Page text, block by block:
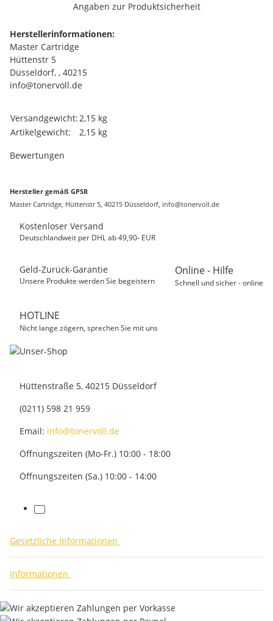
Angaben zur Produktsicherheit
Herstellerinformationen:
Master Cartridge
Hüttenstr 5
Düsseldorf, , 40215
info@tonervoll.de
Produkteigenschaft
Wert
Versandgewicht:2,15 kg
Artikelgewicht:
2,15 kg
Bewertungen
Hersteller gemäß GPSR
Master Cartridge, Hüttenstr 5, 40215 Düsseldorf, info@tonervoll.de
Kostenloser Versand
Deutschlandweit per DHL ab 49,90- EUR
Geld-Zurück-Garantie
Unsere Produkte werden Sie begeistern
Online - Hilfe
Schnell und sicher - online
HOTLINE
Nicht lange zögern, sprechen Sie mit uns
Hüttenstraße 5, 40215 Düsseldorf
(0211) 598 21 959
Email: info@tonervoll.de
Öffnungszeiten (Mo-Fr.) 10:00 - 18:00
Öffnungszeiten (Sa.) 10:00 - 14:00
facebook
Gesetzliche Informationen
Informationen